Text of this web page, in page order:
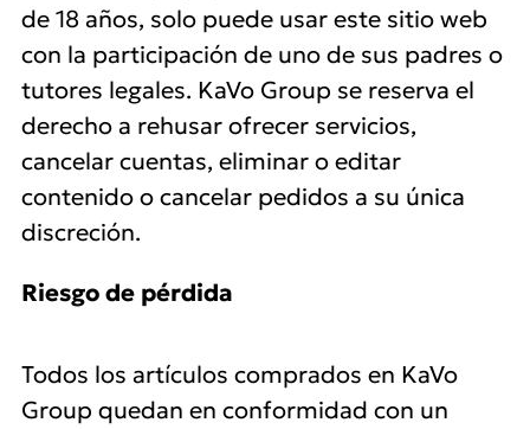
de 18 años, solo puede usar este sitio web
con la participación de uno de sus padres o
tutores legales. KaVo Group se reserva el
derecho a rehusar ofrecer servicios,
cancelar cuentas, eliminar o editar
contenido o cancelar pedidos a su única
discreción.
Riesgo de pérdida
Todos los artículos comprados en KaVo
Group quedan en conformidad con un